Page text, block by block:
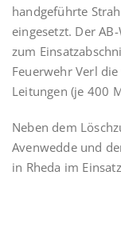
handgeführte
eingesetzt. Der
zum
Feuerwehr Verl
Leitungen (je 400
Neben dem
Avenwedde und
in Rheda im